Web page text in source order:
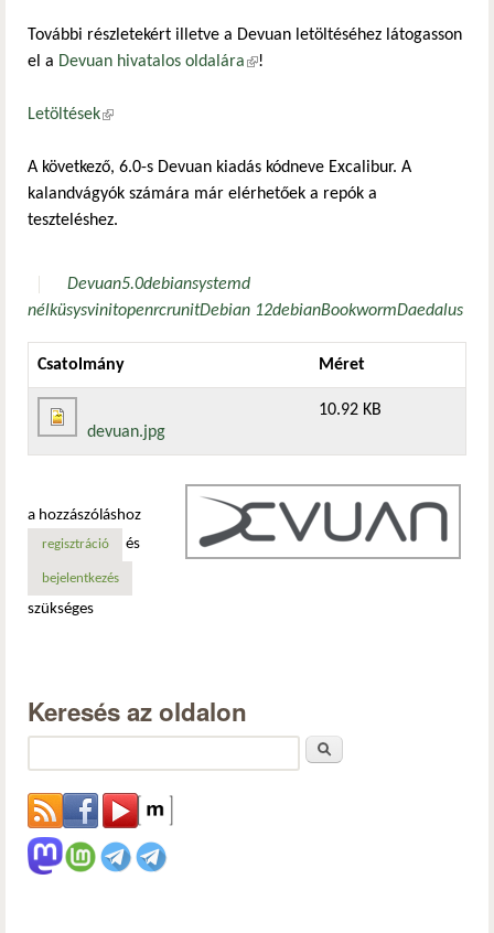
További részletekért illetve a Devuan letöltéséhez látogasson
el a Devuan hivatalos oldalára(külső hivatkozás)
!
Letöltések(külső hivatkozás)
A következő, 6.0-s Devuan kiadás kódneve Excalibur. A
kalandvágyók számára már elérhetőek a repók a
teszteléshez.
Devuan5.0debiansystemd
nélküsysvinitopenrcrunitDebian 12debianBookwormDaedalus
Csatolmány Méret
devuan.jpg
10.92 KB
a hozzászóláshoz
regisztráció és
bejelentkezés
szükséges
Keresés az oldalon